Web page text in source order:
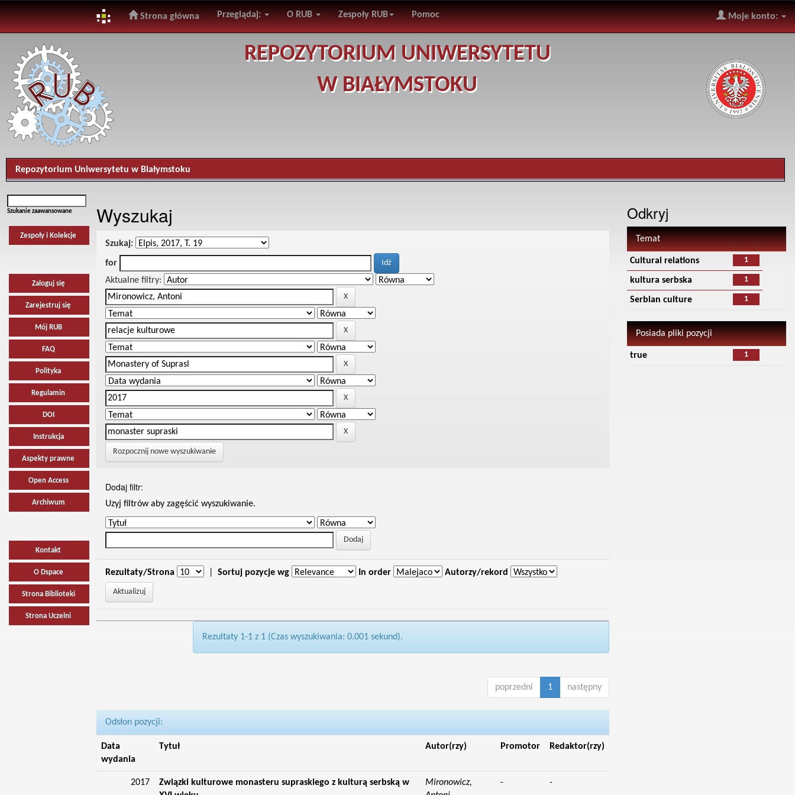
navigation
Strona główna Przeglądaj: O RUB Zespoły RUB Pomoc Moje konto:
REPOZYTORIUM UNIWERSYTETU
W BIAŁYMSTOKU
Repozytorium Uniwersytetu w Białymstoku
Szukanie zaawansowane
Zespoły i Kolekcje
Zaloguj się
Zarejestruj się
Mój RUB
FAQ
Polityka
Regulamin
DOI
Instrukcja
Aspekty prawne
Open Access
Archiwum
Kontakt
O Dspace
Strona Biblioteki
Strona Uczelni
Wyszukaj
Szukaj:
for
Aktualne filtry:
Rozpocznij nowe wyszukiwanie
Dodaj filtr:
Uzyj filtrów aby zagęścić wyszukiwanie.
Rezultaty/Strona Sortuj pozycje wg In order Autorzy/rekord
Rezultaty 1-1 z 1 (Czas wyszukiwania: 0.001 sekund).
poprzedni 1 następny
Odsłon pozycji:
Data
wydania
Tytuł Autor(rzy) Promotor Redaktor(rzy)
2017
Związki kulturowe monasteru supraskiego z kulturą serbską w
Mironowicz,
- -
Odkryj
Temat
1
Cultural relations
1
kultura serbska
1
Serbian culture
Posiada pliki pozycji
1
true